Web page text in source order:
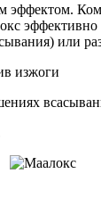
или
изжоги